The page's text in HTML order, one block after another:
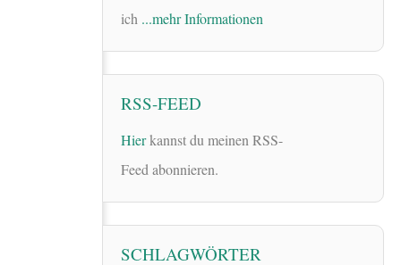
ich ...mehr Informationen
RSS-FEED
Hierkannst du meinen RSS-
Feed abonnieren.
SCHLAGWÖRTER